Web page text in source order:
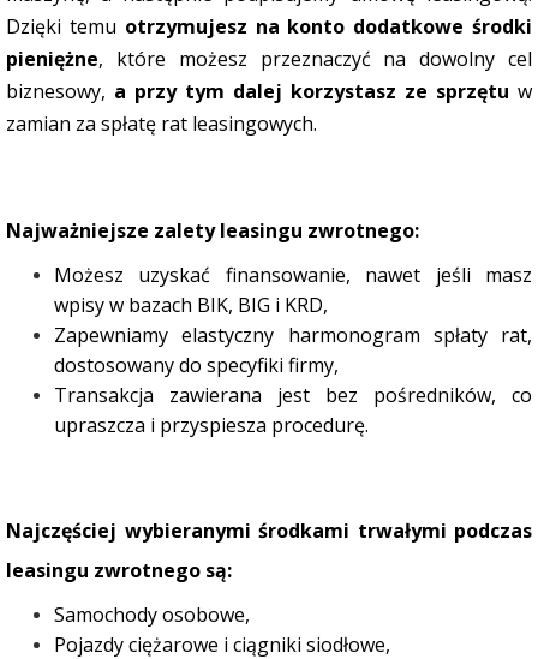
Dzięki temu otrzymujesz na konto dodatkowe środki
pieniężne, które możesz przeznaczyć na dowolny cel
biznesowy, a przy tym dalej korzystasz ze sprzętu w
zamian za spłatę rat leasingowych.
Najważniejsze zalety leasingu zwrotnego:
Możesz uzyskać finansowanie, nawet jeśli masz
wpisy w bazach BIK, BIG i KRD,
Zapewniamy elastyczny harmonogram spłaty rat,
dostosowany do specyfiki firmy,
Transakcja zawierana jest bez pośredników, co
upraszcza i przyspiesza procedurę.
Najczęściej wybieranymi środkami trwałymi podczas
leasingu zwrotnego są:
Samochody osobowe,
Pojazdy ciężarowe i ciągniki siodłowe,